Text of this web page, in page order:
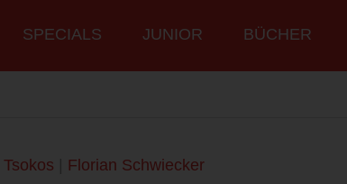
Hauptmenü
SPECIALS JUNIOR BÜCHER
Florian Schwiecker